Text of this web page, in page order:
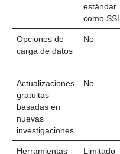
estándar
como SSL.
Opciones de
carga de datos
No
Actualizaciones
gratuitas
basadas en
nuevas
investigaciones
No
Herramientas
Limitado